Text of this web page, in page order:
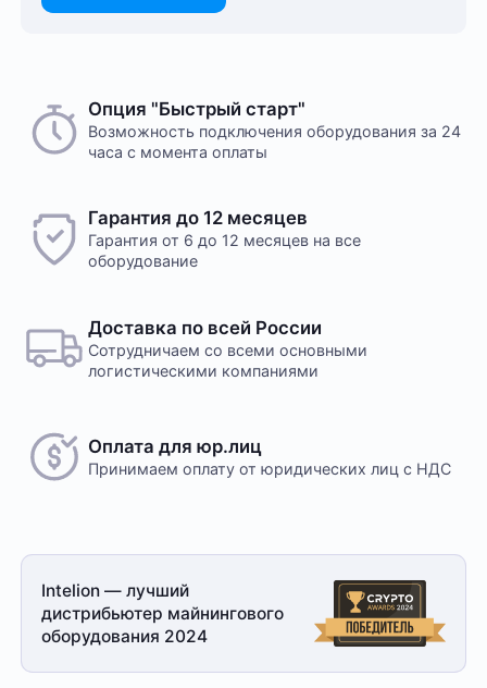
Опция "Быстрый старт"
Возможность подключения оборудования за 24
часа с момента оплаты
Гарантия до 12 месяцев
Гарантия от 6 до 12 месяцев на все
оборудование
Доставка по всей России
Сотрудничаем со всеми основными
логистическими компаниями
Оплата для юр.лиц
Принимаем оплату от юридических лиц с НДС
Intelion — лучший
дистрибьютер майнингового
оборудования 2024